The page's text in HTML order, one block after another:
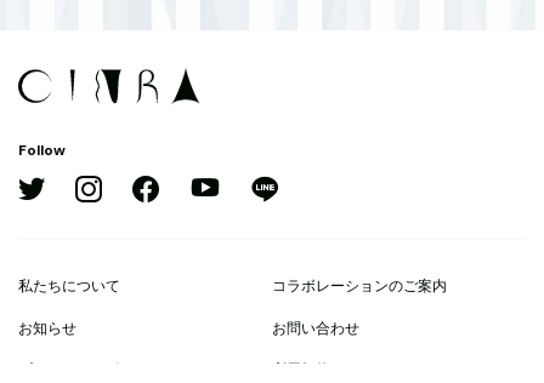
Follow
私たちについて コラボレーションのご案内
お知らせ お問い合わせ
プライバシーポリシー 利用規約